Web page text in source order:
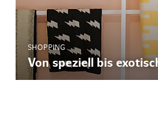
SHOPPING
Von speziell bis